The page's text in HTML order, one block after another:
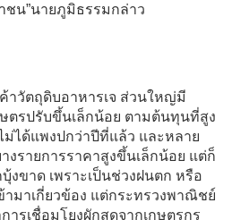
ชน”นายภูมิธรรมกล่าว
วัตถุดิบอาหารเจ ส่วนใหญ่มี
ตรปรับขึ้นเล็กน้อย ตามต้นทุนที่สูง
ได้แพงปกว่าปีที่แล้ว และหลาย
งรายการราคาสูงขึ้นเล็กน้อย แต่ก็
งขาด เพราะเป็นช่วงฝนตก หรือ
ามาเกี่ยวข้อง แต่กระทรวงพาณิชย์
ารเชื่อมโยงผักสดจากเกษตรกร